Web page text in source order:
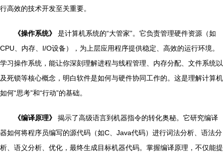
行高效的技术开发至关重要。
《操作系统》
是计算机系统的“大管家”。它负责管理硬件资源（如
CPU、内存、I/O设备），为上层应用程序提供稳定、高效的运行环境。
学习操作系统，能让你深刻理解进程与线程管理、内存分配、文件系统以
及死锁等核心概念，明白软件是如何与硬件协同工作的。这是理解计算机
如何“思考”和“行动”的基础。
《编译原理》
揭示了高级语言到机器指令的转化奥秘。它研究编译
器如何将程序员编写的源代码（如C、Java代码）进行词法分析、语法分
析、语义分析、优化，最终生成目标机器代码。掌握编译原理，不仅能提